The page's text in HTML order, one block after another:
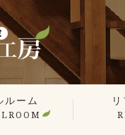
ルーム